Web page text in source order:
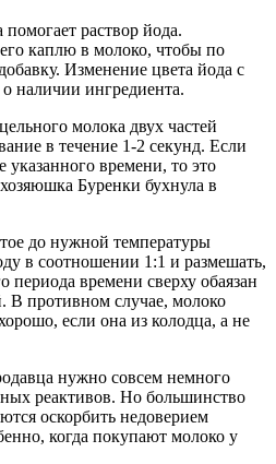
раствор йода.
каплю в молоко, чтобы по
Изменение цвета йода с
наличии ингредиента.
молока двух частей
в течение 1-2 секунд. Если
указанного времени, то это
Буренки бухнула в
до нужной температуры
в соотношении 1:1 и размешать,
периода времени сверху обаязан
В противном случае, молоко
если она из колодца, а не
нужно совсем немного
реактивов. Но большинство
оскорбить недоверием
когда покупают молоко у